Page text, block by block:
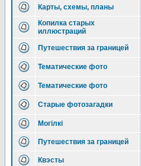
Карты, схемы, планы
Копилка старых
иллюстраций
Путешествия за границей
Тематические фото
Тематические фото
Старые фотозагадки
Могілкі
Путешествия за границей
Квэсты